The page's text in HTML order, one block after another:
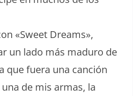
«Sweet Dreams»,
un lado más maduro de
que fuera una canción
de mis armas, la